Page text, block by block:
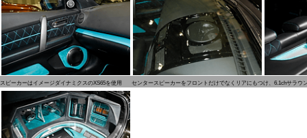
スピーカーはイメージダイナミクスのXS65を使用 センタースピーカーをフロントだけでなくリアにもつけ、6.1chサラウ